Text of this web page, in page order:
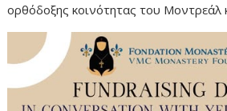
ορθόδοξηςκοινότηταςτου Μοντρεάλ